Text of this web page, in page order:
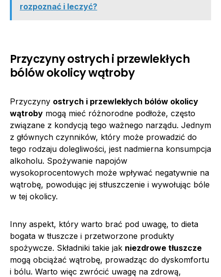
rozpoznać i leczyć?
Przyczyny ostrych i przewlekłych
bólów okolicy wątroby
Przyczyny ostrych i przewlekłych bólów okolicy
wątroby mogą mieć różnorodne podłoże, często
związane z kondycją tego ważnego narządu. Jednym
z głównych czynników, który może prowadzić do
tego rodzaju dolegliwości, jest nadmierna konsumpcja
alkoholu. Spożywanie napojów
wysokoprocentowych może wpływać negatywnie na
wątrobę, powodując jej stłuszczenie i wywołując bóle
w tej okolicy.
Inny aspekt, który warto brać pod uwagę, to dieta
bogata w tłuszcze i przetworzone produkty
spożywcze. Składniki takie jak niezdrowe tłuszcze
mogą obciążać wątrobę, prowadząc do dyskomfortu
i bólu. Warto więc zwrócić uwagę na zdrową,